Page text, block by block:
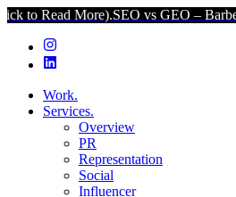
SEO vs GEO – Barbenheimer 2:
Work.
Services.
Overview
PR
Representation
Social
Influencer